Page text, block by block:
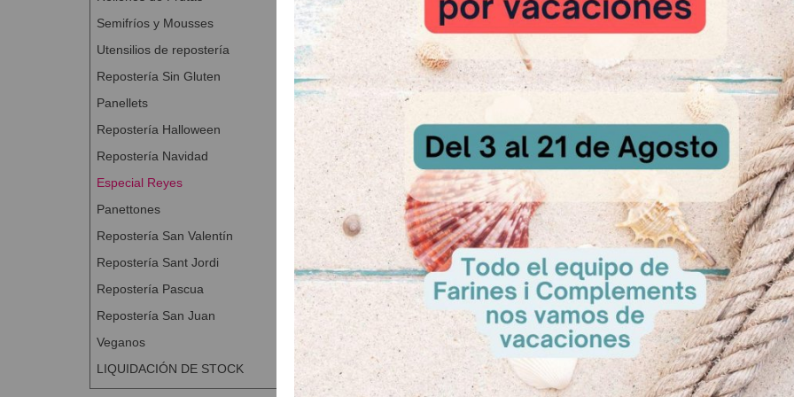
Semifríos y Mousses
Utensilios de repostería
Repostería Sin Gluten
Panellets
Repostería Halloween
Repostería Navidad
Especial Reyes
Panettones
Repostería San Valentín
Repostería Sant Jordi
Repostería Pascua
Repostería San Juan
Veganos
LIQUIDACIÓN DE STOCK
< 1 2 >